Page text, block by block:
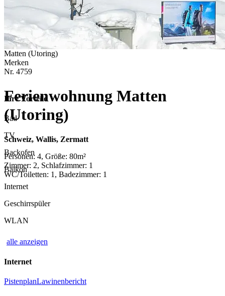
Matten (Utoring)
Merken
Nr. 4759
Ferienwohnung Matten
(Utoring)
Schweiz, Wallis, Zermatt
Personen: 4, Größe: 80m²
Zimmer: 2, Schlafzimmer: 1
WC/Toiletten: 1, Badezimmer: 1
Ihre Vorteile
Bad
TV
Backofen
Balkon
Internet
Geschirrspüler
WLAN
alle anzeigen
Internet
PistenplanLawinenbericht